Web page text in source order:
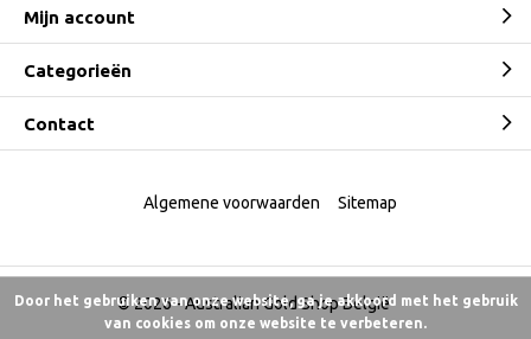
Mijn account
Categorieën
Contact
© 2026 -Australian Gold Shop België
Algemene voorwaarden Sitemap
Door het gebruiken van onze website, ga je akkoord met het gebruik
van cookies om onze website te verbeteren.